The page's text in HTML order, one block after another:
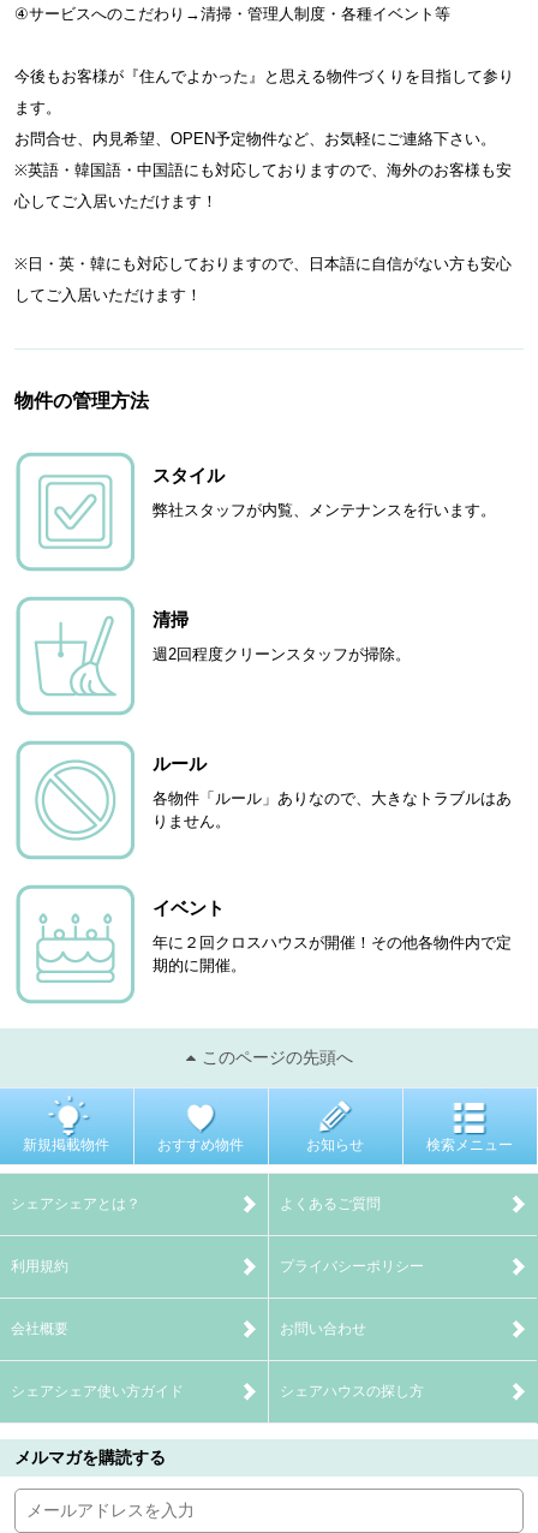
④サービスへのこだわり→清掃・管理人制度・各種イベント等
今後もお客様が『住んでよかった』と思える物件づくりを目指して参り
ます。
お問合せ、内見希望、OPEN予定物件など、お気軽にご連絡下さい。
※英語・韓国語・中国語にも対応しておりますので、海外のお客様も安
心してご入居いただけます！
※日・英・韓にも対応しておりますので、日本語に自信がない方も安心
してご入居いただけます！
物件の管理方法
スタイル
弊社スタッフが内覧、メンテナンスを行います。
清掃
週2回程度クリーンスタッフが掃除。
ルール
各物件「ルール」ありなので、大きなトラブルはあ
りません。
イベント
年に２回クロスハウスが開催！その他各物件内で定
期的に開催。
このページの先頭へ
新規掲載物件 おすすめ物件 お知らせ 検索メニュー
シェアシェアとは？ よくあるご質問
利用規約 プライバシーポリシー
会社概要 お問い合わせ
シェアシェア使い方ガイド シェアハウスの探し方
メルマガを購読する